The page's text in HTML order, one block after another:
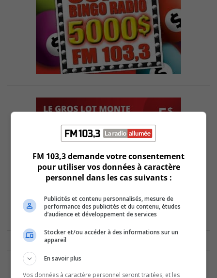
FM 103,3 demande votre consentement
pour utiliser vos données à caractère
personnel dans les cas suivants :
Publicités et contenu personnalisés, mesure de
performance des publicités et du contenu, études
d’audience et développement de services
Stocker et/ou accéder à des informations sur un
appareil
En savoir plus
Vos données à caractère personnel seront traitées, et les